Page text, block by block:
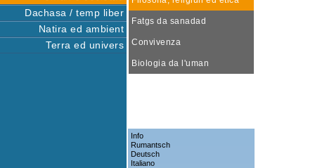
Fatgs da sanadad
Convivenza
Biologia da l'uman
Dachasa / temp liber
Natira ed ambient
Terra ed univers
Info
Rumantsch
Deutsch
Italiano